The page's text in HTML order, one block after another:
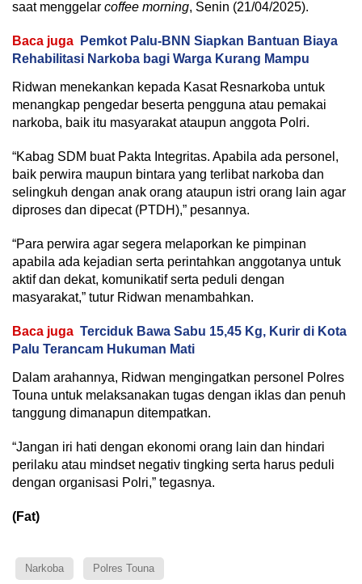
saat menggelar coffee morning, Senin (21/04/2025).
Baca juga
Pemkot Palu-BNN Siapkan Bantuan Biaya
Rehabilitasi Narkoba bagi Warga Kurang Mampu
Ridwan menekankan kepada Kasat Resnarkoba untuk
menangkap pengedar beserta pengguna atau pemakai
narkoba, baik itu masyarakat ataupun anggota Polri.
“Kabag SDM buat Pakta Integritas. Apabila ada personel,
baik perwira maupun bintara yang terlibat narkoba dan
selingkuh dengan anak orang ataupun istri orang lain agar
diproses dan dipecat (PTDH),” pesannya.
“Para perwira agar segera melaporkan ke pimpinan
apabila ada kejadian serta perintahkan anggotanya untuk
aktif dan dekat, komunikatif serta peduli dengan
masyarakat,” tutur Ridwan menambahkan.
Baca juga Terciduk Bawa Sabu 15,45 Kg, Kurir di Kota
Palu Terancam Hukuman Mati
Dalam arahannya, Ridwan mengingatkan personel Polres
Touna untuk melaksanakan tugas dengan iklas dan penuh
tanggung dimanapun ditempatkan.
“Jangan iri hati dengan ekonomi orang lain dan hindari
perilaku atau mindset negativ tingking serta harus peduli
dengan organisasi Polri,” tegasnya.
(Fat)
Narkoba Polres Touna